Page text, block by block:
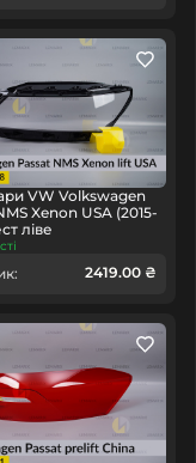
VW Volkswagen
Xenon USA (2015-
ліве
2419.00 ₴